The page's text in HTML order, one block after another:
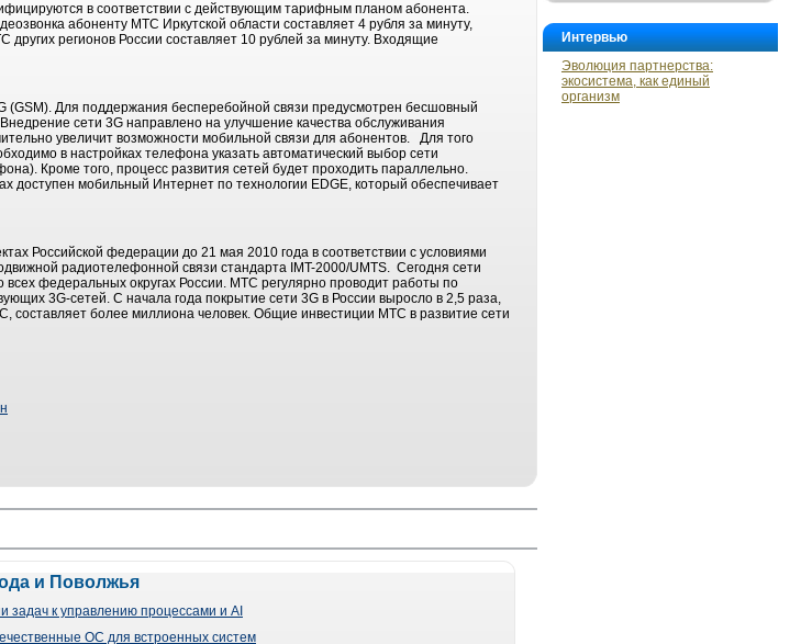
Интервью
Эволюция партнерства:
экосистема, как единый
организм
в соответствии с действующим тарифным планом абонента.
абоненту МТС Иркутской области составляет 4 рубля за минуту,
регионов России составляет 10 рублей за минуту. Входящие
(GSM). Для поддержания бесперебойной связи предусмотрен бесшовный
сети 3G направлено на улучшение качества обслуживания
увеличит возможности мобильной связи для абонентов. Для того
в настройках телефона указать автоматический выбор сети
Кроме того, процесс развития сетей будет проходить параллельно.
доступен мобильный Интернет по технологии EDGE, который обеспечивает
Российской федерации до 21 мая 2010 года в соответствии с условиями
радиотелефонной связи стандарта IMT-2000/UMTS. Сегодня сети
федеральных округах России. МТС регулярно проводит работы по
3G-сетей. С начала года покрытие сети 3G в России выросло в 2,5 раза,
составляет более миллиона человек. Общие инвестиции МТС в развитие сети
и Поволжья
задач к управлению процессами и AI
ОС для встроенных систем